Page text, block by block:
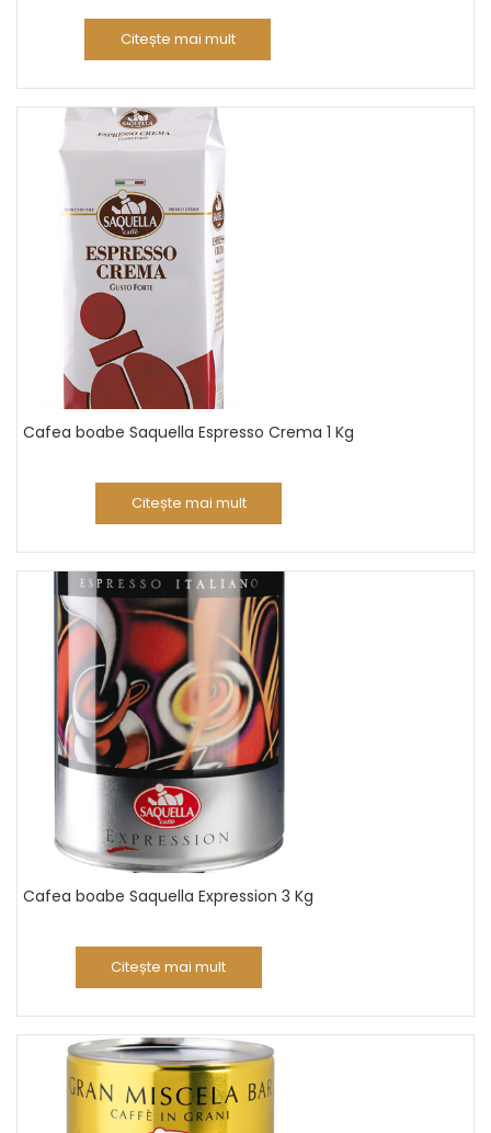
Citește mai mult
Cafea boabe Saquella Espresso Crema 1 Kg
Citește mai mult
Cafea boabe Saquella Expression 3 Kg
Citește mai mult